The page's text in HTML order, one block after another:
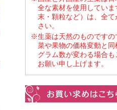
全な素材を使用してい
末・顆粒など）は、全
さい。
※生薬は天然のものですの
菜や果物の価格変動と同
グラム数が変わる場合
お願い申し上げます。